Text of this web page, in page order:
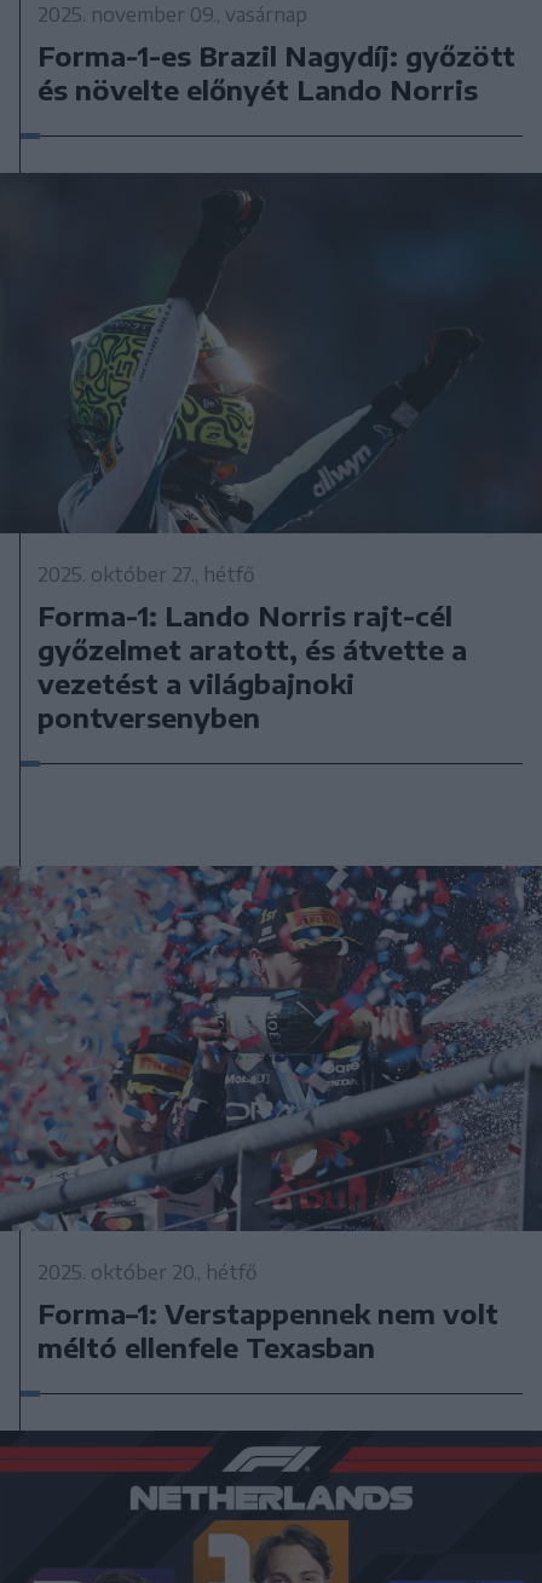
2025. november 09., vasárnap
Forma-1-es Brazil Nagydíj: győzött
és növelte előnyét Lando Norris
2025. október 27., hétfő
Forma-1: Lando Norris rajt-cél
győzelmet aratott, és átvette a
vezetést a világbajnoki
pontversenyben
2025. október 20., hétfő
Forma–1: Verstappennek nem volt
méltó ellenfele Texasban